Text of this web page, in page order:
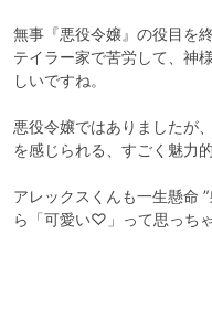
無事『悪役令嬢』の役目を
テイラー家で苦労して、神
しいですね。
悪役令嬢ではありましたが
を感じられる、すごく魅力
アレックスくんも一生懸命
ら「可愛い♡」って思っち